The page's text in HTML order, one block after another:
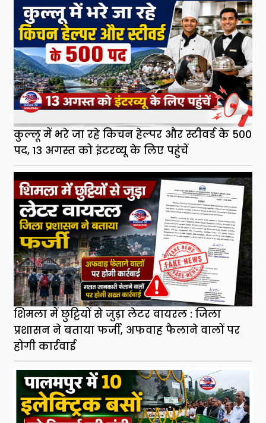
कुल्लू में भरे जा रहे किचन हेल्पर और स्टीवर्ड के 500
पद, 13 अगस्त को इंटरव्यू के लिए पहुंचें
शिमला में छुट्टियों से जुड़ा लेटर वायरल : जिला
प्रशासन ने बताया फर्जी, अफवाह फैलाने वालों पर
होगी कार्रवाई